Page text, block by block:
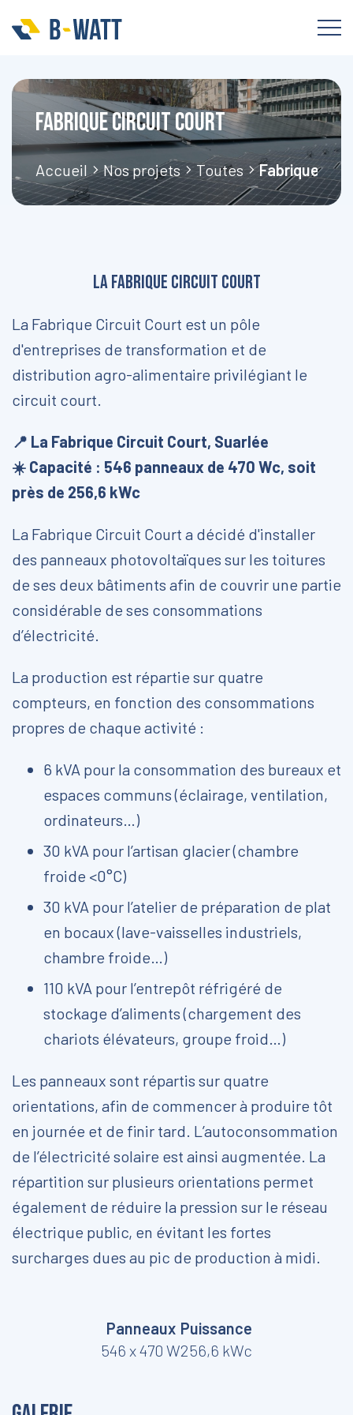
Fabrique Circuit court
Accueil Nos projets Toutes Fabrique
La Fabrique Circuit Court
La Fabrique Circuit Court est un pôle
d'entreprises de transformation et de
distribution agro-alimentaire privilégiant le
circuit court.
📍 La Fabrique Circuit Court, Suarlée
☀️ Capacité : 546 panneaux de 470 Wc, soit
près de 256,6 kWc
La Fabrique Circuit Court a décidé d'installer
des panneaux photovoltaïques sur les toitures
de ses deux bâtiments afin de couvrir une partie
considérable de ses consommations
d’électricité.
La production est répartie sur quatre
compteurs, en fonction des consommations
propres de chaque activité :
6 kVA pour la consommation des bureaux et
espaces communs (éclairage, ventilation,
ordinateurs…)
30 kVA pour l’artisan glacier (chambre
froide <0°C)
30 kVA pour l’atelier de préparation de plat
en bocaux (lave-vaisselles industriels,
chambre froide…)
110 kVA pour l’entrepôt réfrigéré de
stockage d’aliments (chargement des
chariots élévateurs, groupe froid…)
Les panneaux sont répartis sur quatre
orientations, afin de commencer à produire tôt
en journée et de finir tard. L’autoconsommation
de l’électricité solaire est ainsi augmentée. La
répartition sur plusieurs orientations permet
également de réduire la pression sur le réseau
électrique public, en évitant les fortes
surcharges dues au pic de production à midi.
Panneaux
546 x 470 W
Puissance
256,6 kWc